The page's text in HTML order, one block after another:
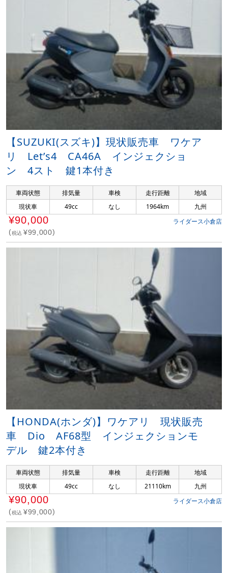
【SUZUKI(スズキ)】現状販売車 ワケア
リ Let’s4 CA46A インジェクショ
ン 4スト 鍵1本付き
車両状態 排気量 車検 走行距離
地域
現状車
49cc なし 1964km 九州
¥90,000
税込 ¥99,000
ライダース小倉店
【HONDA(ホンダ)】ワケアリ 現状販売
車 Dio AF68型 インジェクションモ
デル 鍵2本付き
車両状態 排気量 車検 走行距離
地域
現状車
49cc なし 21110km 九州
¥90,000
税込 ¥99,000
ライダース小倉店